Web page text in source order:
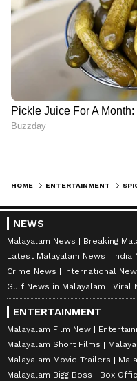
HOME ENTERTAINMENT
NEWS
Malayalam News
Breaking
Latest Malayalam News
India
Crime News
International
Gulf News in Malayalam
Viral
ENTERTAINMENT
Malayalam Film New
Malayalam Short Films
Malayalam Movie Trailers
Malayalam Bigg Boss
Box